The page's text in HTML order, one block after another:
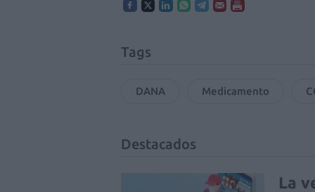
Tags
DANA Medicamento
Destacados
La